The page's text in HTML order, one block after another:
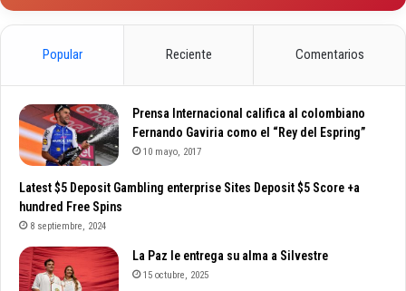
Popular Reciente Comentarios
Prensa Internacional califica al colombiano
Fernando Gaviria como el “Rey del Espring”
10 mayo, 2017
Latest $5 Deposit Gambling enterprise Sites Deposit $5 Score +a
hundred Free Spins
8 septiembre, 2024
La Paz le entrega su alma a Silvestre
15 octubre, 2025